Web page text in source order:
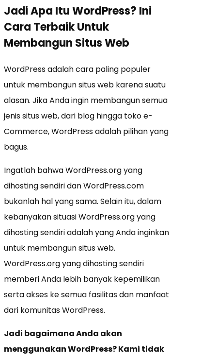
Jadi Apa Itu WordPress? Ini
Cara Terbaik Untuk
Membangun Situs Web
WordPress adalah cara paling populer
untuk membangun situs web karena suatu
alasan. Jika Anda ingin membangun semua
jenis situs web, dari blog hingga toko e-
Commerce, WordPress adalah pilihan yang
bagus.
Ingatlah bahwa WordPress.org yang
dihosting sendiri dan WordPress.com
bukanlah hal yang sama. Selain itu, dalam
kebanyakan situasi WordPress.org yang
dihosting sendiri adalah yang Anda inginkan
untuk membangun situs web.
WordPress.org yang dihosting sendiri
memberi Anda lebih banyak kepemilikan
serta akses ke semua fasilitas dan manfaat
dari komunitas WordPress.
Jadi bagaimana Anda akan
menggunakan WordPress? Kami tidak